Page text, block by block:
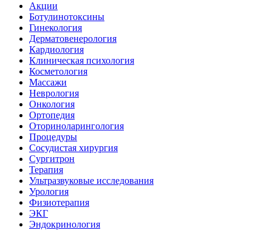
Акции
Ботулинотоксины
Гинекология
Дерматовенерология
Кардиология
Клиническая психология
Косметология
Массажи
Неврология
Онкология
Ортопедия
Оториноларингология
Процедуры
Сосудистая хирургия
Сургитрон
Терапия
Ультразвуковые исследования
Урология
Физиотерапия
ЭКГ
Эндокринология